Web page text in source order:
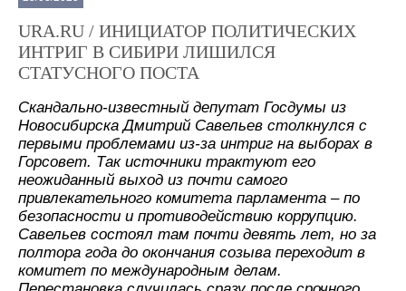
URA.RU / ИНИЦИАТОР ПОЛИТИЧЕСКИХ
ИНТРИГ В СИБИРИ ЛИШИЛСЯ
СТАТУСНОГО ПОСТА
Скандально-известный депутат Госдумы из
Новосибирска Дмитрий Савельев столкнулся с
первыми проблемами из-за интриг на выборах в
Горсовет. Так источники трактуют его
неожиданный выход из почти самого
привлекательного комитета парламента – по
безопасности и противодействию коррупцию.
Савельев состоял там почти девять лет, но за
полтора года до окончания созыва переходит в
комитет по международным делам.